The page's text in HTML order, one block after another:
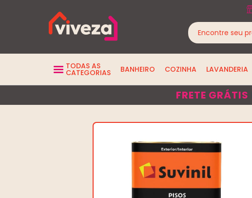
TODAS AS
CATEGORIAS BANHEIRO COZINHA LAVANDERIA
FRETE GRÁTIS